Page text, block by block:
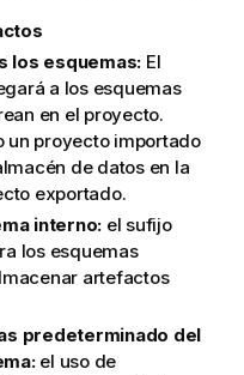
los esquemas: El
a los esquemas
en el proyecto.
un proyecto importado
de datos en la
exportado.
interno: el sufijo
los esquemas
artefactos
predeterminado del
el uso de